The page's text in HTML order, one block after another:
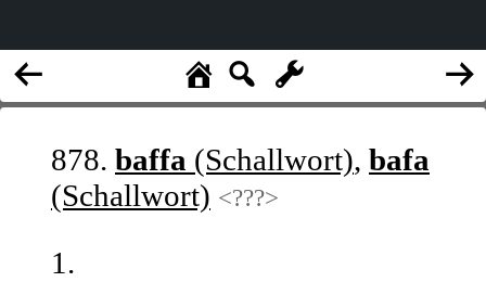
878. baffa (Schallwort), bafa
(Schallwort) <???>
1.